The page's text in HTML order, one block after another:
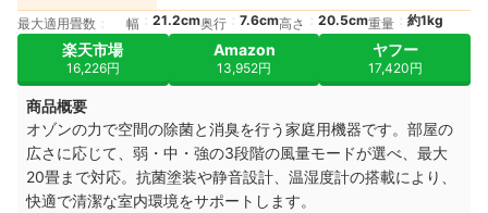
最大適用畳数 幅 21.2cm奥行 7.6cm高さ 20.5cm重量 約1kg
楽天市場
16,226円
Amazon
13,952円
ヤフー
17,420円
商品概要
オゾンの力で空間の除菌と消臭を行う家庭用機器です。部屋の
広さに応じて、弱・中・強の3段階の風量モードが選べ、最大
20畳まで対応。抗菌塗装や静音設計、温湿度計の搭載により、
快適で清潔な室内環境をサポートします。